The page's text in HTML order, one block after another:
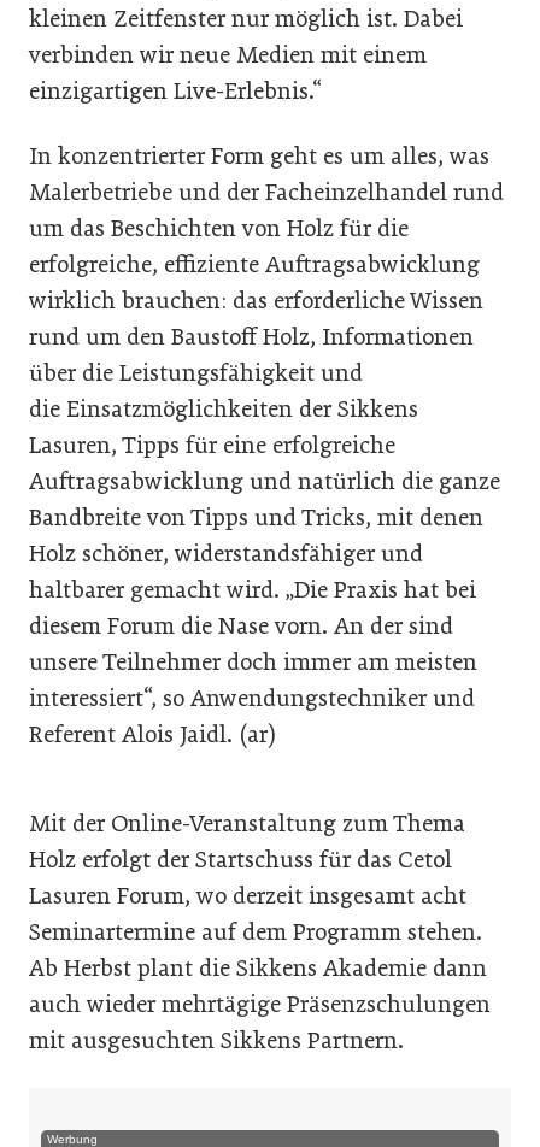
kleinen Zeitfenster nur möglich ist. Dabei
verbinden wir neue Medien mit einem
einzigartigen Live-Erlebnis.“
In konzentrierter Form geht es um alles, was
Malerbetriebe und der Facheinzelhandel rund
um das Beschichten von Holz für die
erfolgreiche, effiziente Auftragsabwicklung
wirklich brauchen: das erforderliche Wissen
rund um den Baustoff Holz, Informationen
über die Leistungsfähigkeit und
die Einsatzmöglichkeiten der Sikkens
Lasuren, Tipps für eine erfolgreiche
Auftragsabwicklung und natürlich die ganze
Bandbreite von Tipps und Tricks, mit denen
Holz schöner, widerstandsfähiger und
haltbarer gemacht wird. „Die Praxis hat bei
diesem Forum die Nase vorn. An der sind
unsere Teilnehmer doch immer am meisten
interessiert“, so Anwendungstechniker und
Referent Alois Jaidl. (ar)
Mit der Online-Veranstaltung zum Thema
Holz erfolgt der Startschuss für das Cetol
Lasuren Forum, wo derzeit insgesamt acht
Seminartermine auf dem Programm stehen.
Ab Herbst plant die Sikkens Akademie dann
auch wieder mehrtägige Präsenzschulungen
mit ausgesuchten Sikkens Partnern.
Werbung